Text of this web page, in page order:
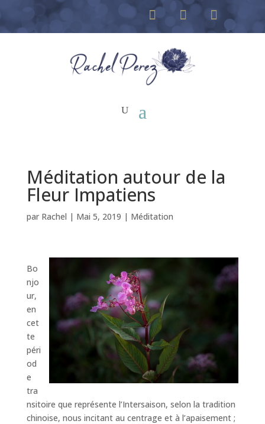
Méditation autour de la
Fleur Impatiens
par Rachel | Mai 5, 2019 | Méditation
Bo
njo
ur,
en
cet
te
péri
od
e
tra
nsitoire que représente l’Intersaison, selon la tradition
chinoise, nous incitant au centrage et à l’apaisement ;